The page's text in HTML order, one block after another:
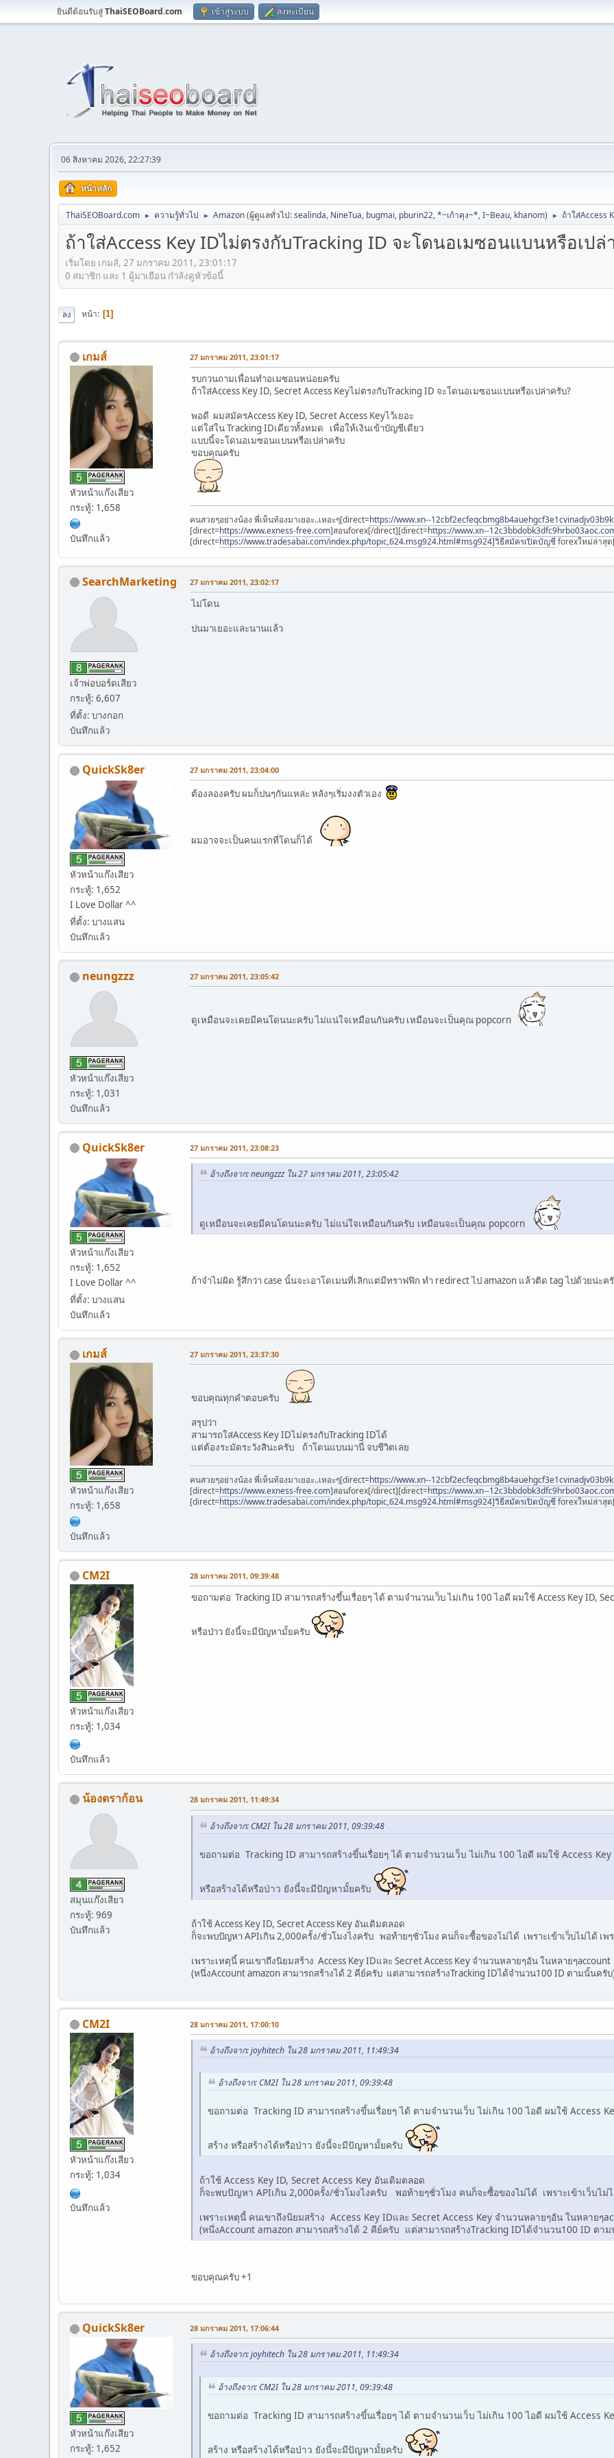
ยินดีต้อนรับสู่ThaiSEOBoard.com เข้าสู่ระบบ ลงทะเบียน
06 สิงหาคม 2026, 22:27:39
หน้าหลัก
ThaiSEOBoard.com ► ความรู้ทั่วไป ► Amazon(ผู้ดูแลทั่วไป:sealinda, NineTua, bugmai, pburin22,*~เก้าคุง~*,I~Beau, khanom) ► ถ้าใส่Access
ถ้าใส่Access Key IDไม่ตรงกับTracking ID จะโดนอเมซอนแบนหรือเปล่
เริ่มโดย เกมส์, 27 มกราคม 2011, 23:01:17
0 สมาชิก และ 1 ผู้มาเยือน กำลังดูหัวข้อนี้
ลง หน้า 1
เกมส์
หัวหน้าแก๊งเสียว
กระทู้: 1,658
บันทึกแล้ว
27 มกราคม 2011, 23:01:17
รบกวนถามเพื่อนทำอเมซอนหน่อยครับ
ถ้าใส่Access Key ID, Secret Access Keyไม่ตรงกับTracking ID จะโดนอเมซอนแบนหรือเปล่าครับ?
พอดี ผมสมัครAccess Key ID, Secret Access Keyไว้เยอะ
แต่ใส่ใน Tracking IDเดียวทั้งหมด เพื่อให้เงินเข้าบัญชีเดียว
แบบนี้จะโดนอเมซอนแบนหรือเปล่าครับ
ขอบคุณครับ
คนสวยๆอย่างน้อง พี่เห็นท้องมาเยอะ..เหอะๆ[direct=https://www.xn--
[direct=https://www.exness-free.com]สอนforex[/direct][direct=https://www.xn--
[direct=https://www.tradesabai.com/index.php/topic,624.msg924.html#msg924]วิธีสมัครเปิดบัญชีforexใหม่ล่าสุ
SearchMarketing
เจ้าพ่อบอร์ดเสียว
กระทู้: 6,607
ที่ตั้ง: บางกอก
บันทึกแล้ว
27 มกราคม 2011, 23:02:17
ไม่โดน
ปนมาเยอะและนานแล้ว
QuickSk8er
หัวหน้าแก๊งเสียว
กระทู้: 1,652
I Love Dollar ^^
ที่ตั้ง: บางแสน
บันทึกแล้ว
27 มกราคม 2011, 23:04:00
ต้องลองครับ ผมก็ปนๆกันแหล่ะ หลังๆเริ่มงงตัวเอง
ผมอาจจะเป็นคนแรกที่โดนก็ได้
neungzzz
หัวหน้าแก๊งเสียว
กระทู้: 1,031
บันทึกแล้ว
27 มกราคม 2011, 23:05:42
ดูเหมือนจะเคยมีคนโดนนะครับ ไม่แน่ใจเหมือนกันครับ เหมือนจะเป็นคุณ popcorn
QuickSk8er
หัวหน้าแก๊งเสียว
กระทู้: 1,652
I Love Dollar ^^
ที่ตั้ง: บางแสน
บันทึกแล้ว
27 มกราคม 2011, 23:08:23
อ้างถึงจาก: neungzzz ใน 27 มกราคม 2011, 23:05:42
ดูเหมือนจะเคยมีคนโดนนะครับ ไม่แน่ใจเหมือนกันครับ เหมือนจะเป็นคุณ popcorn
ถ้าจำไม่ผิด รู้สึกว่า case นั้นจะเอาโดเมนที่เลิกแต่มีทราฟฟิก ทำ redirect ไป amazon แล้วติด tag ไปด้วยน่ะ
เกมส์
หัวหน้าแก๊งเสียว
กระทู้: 1,658
บันทึกแล้ว
27 มกราคม 2011, 23:37:30
ขอบคุณทุกคำตอบครับ
สรุปว่า
สามารถใส่Access Key IDไม่ตรงกับTracking IDได้
แต่ต้องระมัดระวังสินะครับ ถ้าโดนแบนมานี่ จบชีวิตเลย
คนสวยๆอย่างน้อง พี่เห็นท้องมาเยอะ..เหอะๆ[direct=https://www.xn--
[direct=https://www.exness-free.com]สอนforex[/direct][direct=https://www.xn--
[direct=https://www.tradesabai.com/index.php/topic,624.msg924.html#msg924]วิธีสมัครเปิดบัญชีforexใหม่ล่าสุ
CM2I
หัวหน้าแก๊งเสียว
กระทู้: 1,034
บันทึกแล้ว
28 มกราคม 2011, 09:39:48
ขอถามต่อ Tracking ID สามารถสร้างขึ้นเรื่อยๆ ได้ ตามจำนวนเว็บ ไม่เกิน 100 ไอดี ผมใช้ Access Key ID,
หรือป่าว ยังนี้จะมีปัญหามั้ยครับ
น้องดราก้อน
สมุนแก๊งเสียว
กระทู้: 969
บันทึกแล้ว
28 มกราคม 2011, 11:49:34
อ้างถึงจาก: CM2I ใน 28 มกราคม 2011, 09:39:48
ขอถามต่อ Tracking ID สามารถสร้างขึ้นเรื่อยๆ ได้ ตามจำนวนเว็บ ไม่เกิน 100 ไอดี ผมใช้ Access
หรือสร้างได้หรือป่าว ยังนี้จะมีปัญหามั้ยครับ
ถ้าใช้ Access Key ID, Secret Access Key อันเดิมตลอด
ก็จะพบปัญหา APIเกิน 2,000ครั้ง/ชั่วโมงไงครับ พอท้ายๆชั่วโมง คนก็จะซื้อของไม่ได้ เพราะเข้าเว็บไม่ได้ เพ
เพราะเหตุนี้ คนเขาถึงนิยมสร้าง Access Key IDและ Secret Access Key จำนวนหลายๆอัน ในหลายๆ
(หนึ่งAccount amazon สามารถสร้างได้ 2 คีย์ครับ แต่สามารถสร้างTracking IDได้จำนวน100 ID ตามนั้นครั
CM2I
หัวหน้าแก๊งเสียว
กระทู้: 1,034
บันทึกแล้ว
28 มกราคม 2011, 17:00:10
อ้างถึงจาก: joyhitech ใน 28 มกราคม 2011, 11:49:34
อ้างถึงจาก: CM2I ใน 28 มกราคม 2011, 09:39:48
ขอถามต่อ Tracking ID สามารถสร้างขึ้นเรื่อยๆ ได้ ตามจำนวนเว็บ ไม่เกิน 100 ไอดี ผมใช้ Access
สร้าง หรือสร้างได้หรือป่าว ยังนี้จะมีปัญหามั้ยครับ
ถ้าใช้ Access Key ID, Secret Access Key อันเดิมตลอด
ก็จะพบปัญหา APIเกิน 2,000ครั้ง/ชั่วโมงไงครับ พอท้ายๆชั่วโมง คนก็จะซื้อของไม่ได้ เพราะเข้าเว็บไม่ไ
เพราะเหตุนี้ คนเขาถึงนิยมสร้าง Access Key IDและ Secret Access Key จำนวนหลายๆอัน ในหลาย
(หนึ่งAccount amazon สามารถสร้างได้ 2 คีย์ครับ แต่สามารถสร้างTracking IDได้จำนวน100 ID ตา
ขอบคุณครับ +1
QuickSk8er
หัวหน้าแก๊งเสียว
กระทู้: 1,652
28 มกราคม 2011, 17:06:44
อ้างถึงจาก: joyhitech ใน 28 มกราคม 2011, 11:49:34
อ้างถึงจาก: CM2I ใน 28 มกราคม 2011, 09:39:48
ขอถามต่อ Tracking ID สามารถสร้างขึ้นเรื่อยๆ ได้ ตามจำนวนเว็บ ไม่เกิน 100 ไอดี ผมใช้ Access
สร้าง หรือสร้างได้หรือป่าว ยังนี้จะมีปัญหามั้ยครับ